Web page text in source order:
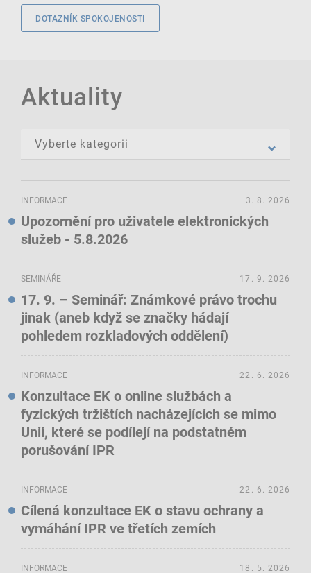
DOTAZNÍK SPOKOJENOSTI
Aktuality
INFORMACE
Upozornění pro uživatele elektronických
služeb - 5.8.2026
3. 8. 2026
SEMINÁŘE
17. 9. – Seminář: Známkové právo trochu
jinak (aneb když se značky hádají
pohledem rozkladových oddělení)
17. 9. 2026
INFORMACE
Konzultace EK o online službách a
fyzických tržištích nacházejících se mimo
Unii, které se podílejí na podstatném
porušování IPR
22. 6. 2026
INFORMACE
Cílená konzultace EK o stavu ochrany a
vymáhání IPR ve třetích zemích
22. 6. 2026
INFORMACE 18. 5. 2026